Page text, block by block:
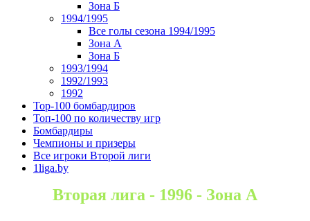
Зона Б
1994/1995
Все голы сезона 1994/1995
Зона А
Зона Б
1993/1994
1992/1993
1992
Top-100 бомбардиров
Топ-100 по количеству игр
Бомбардиры
Чемпионы и призеры
Все игроки Второй лиги
1liga.by
Вторая лига - 1996 - Зона А